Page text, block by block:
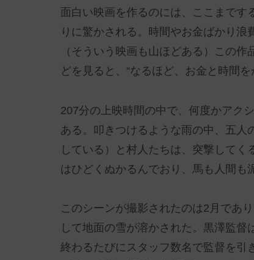
面白い映画を作るのには、ここまで
りに驚かされる。時間やお金ばかり
（そういう映画も山ほどある）この作
どを見ると、“なるほど、お金と時間
207分の上映時間の中で、何度かアク
ある。叩きつけるような雨の中、五人
している）と村人たちは、突撃して
はひどくぬかるんでおり、馬も人間も
このシーンが撮影されたのは2月であ
して地面の雪が溶かされた。黒澤監
終わるたびにスタッフ数名で監督を引